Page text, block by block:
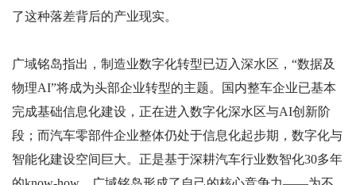
了这种落差背后的产业现实。
广域铭岛指出，制造业数字化转型已迈入深水区，“数据及
物理AI”将成为头部企业转型的主题。国内整车企业已基本
完成基础信息化建设，正在进入数字化深水区与AI创新阶
段；而汽车零部件企业整体仍处于信息化起步期，数字化与
智能化建设空间巨大。正是基于深耕汽车行业数智化30多年